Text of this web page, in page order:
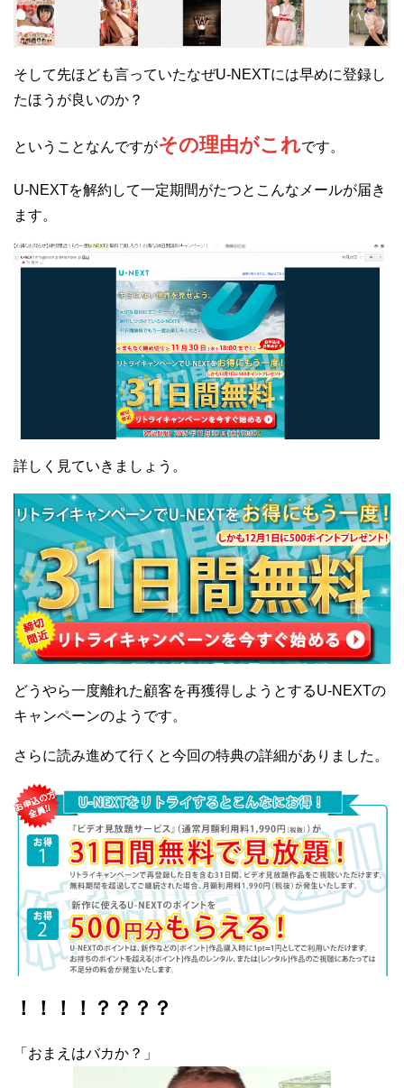
そして先ほども言っていたなぜU-NEXTには早めに登録し
たほうが良いのか？
ということなんですがその理由がこれです。
U-NEXTを解約して一定期間がたつとこんなメールが届き
ます。
詳しく見ていきましょう。
どうやら一度離れた顧客を再獲得しようとするU-NEXTの
キャンペーンのようです。
さらに読み進めて行くと今回の特典の詳細がありました。
！！！！？？？？
「おまえはバカか？」